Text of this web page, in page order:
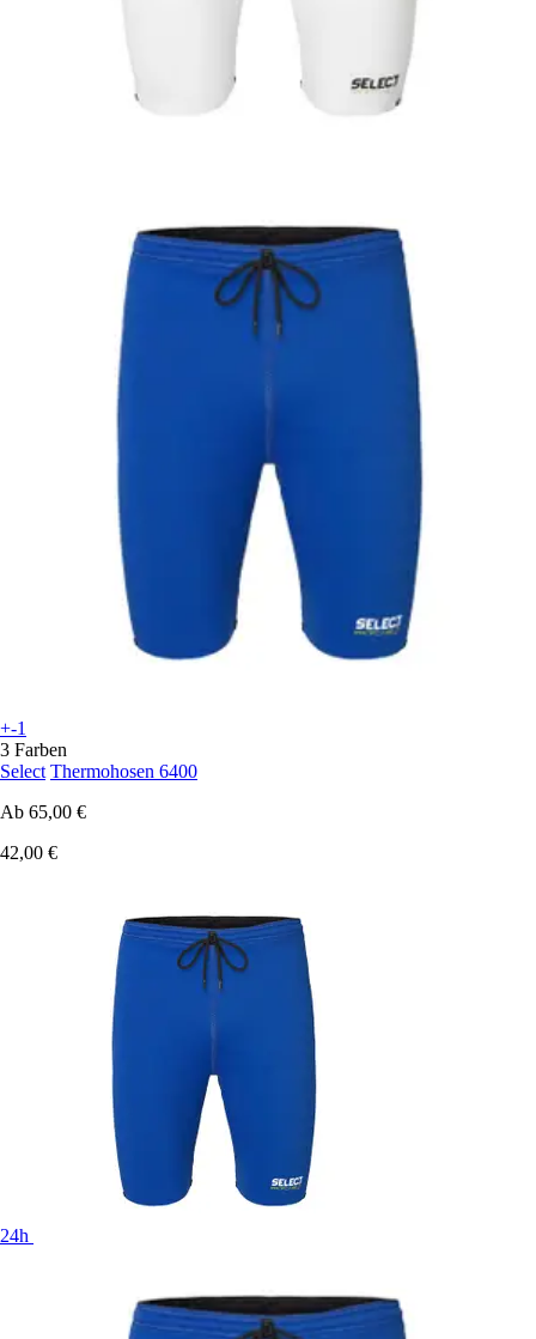
+-1
3 Farben
Select Thermohosen 6400
Ab 65,00 €
42,00 €
24h